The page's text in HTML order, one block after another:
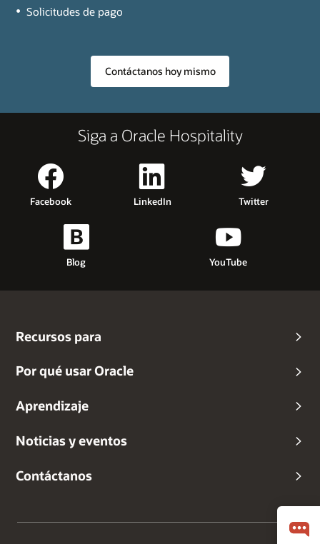
Solicitudes de pago
Contáctanos hoy mismo
Siga a Oracle Hospitality
Facebook LinkedIn Twitter
Blog YouTube
Recursos para
Por qué usar Oracle
Aprendizaje
Noticias y eventos
Contáctanos